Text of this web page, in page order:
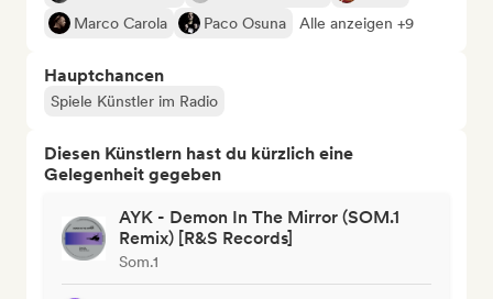
Marco Carola
Paco Osuna Alle anzeigen +9
Hauptchancen
Spiele Künstler im Radio
Diesen Künstlern hast du kürzlich eine
Gelegenheit gegeben
AYK - Demon In The Mirror (SOM.1
Remix) [R&S Records]
Som.1